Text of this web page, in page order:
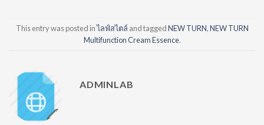
This entry was posted inไลฟ์สไตล์and taggedNEW TURN,NEW TURN
Multifunction Cream Essence.
ADMINLAB